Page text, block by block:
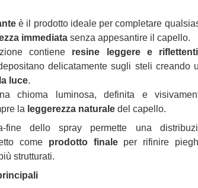
è il prodotto ideale per completare
immediata senza appesantire il capello.
contiene resine leggere e riflettenti
delicatamente sugli steli creando
luce.
chioma luminosa, definita e
la leggerezza naturale del capello.
dello spray permette una
come prodotto finaleper rifinire
strutturati.